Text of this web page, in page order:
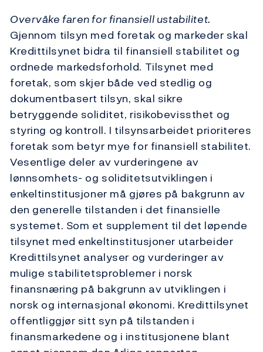
Overvåke faren for finansiell ustabilitet.
Gjennom tilsyn med foretak og markeder skal
Kredittilsynet bidra til finansiell stabilitet og
ordnede markedsforhold. Tilsynet med
foretak, som skjer både ved stedlig og
dokumentbasert tilsyn, skal sikre
betryggende soliditet, risikobevissthet og
styring og kontroll. I tilsynsarbeidet prioriteres
foretak som betyr mye for finansiell stabilitet.
Vesentlige deler av vurderingene av
lønnsomhets- og soliditetsutviklingen i
enkeltinstitusjoner må gjøres på bakgrunn av
den generelle tilstanden i det finansielle
systemet. Som et supplement til det løpende
tilsynet med enkeltinstitusjoner utarbeider
Kredittilsynet analyser og vurderinger av
mulige stabilitetsproblemer i norsk
finansnæring på bakgrunn av utviklingen i
norsk og internasjonal økonomi. Kredittilsynet
offentliggjør sitt syn på tilstanden i
finansmarkedene og i institusjonene blant